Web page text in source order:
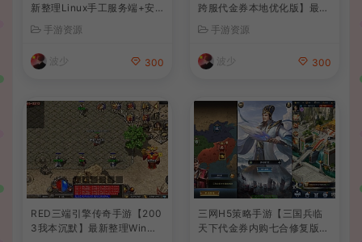
新整理Linux手工服务端+安
建教程+全套源码+视频教程
手游资源
波少 300
跨服代金券本地优化版】最新
手工服务端+CDK授权后台
+安卓+详细搭建教程
手游资源
波少 300
RED三端引擎传奇手游【200
3我本沉默】最新整理Win系
三网H5策略手游【三国兵临
天下代金券内购七合修复版】